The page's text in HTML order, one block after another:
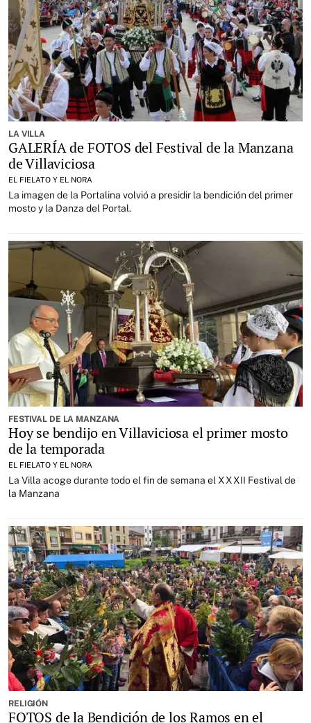
LA VILLA
GALERÍA de FOTOS del Festival de la Manzana
de Villaviciosa
EL FIELATO Y EL NORA
La imagen de la Portalina volvió a presidir la bendición del primer
mosto y la Danza del Portal.
FESTIVAL DE LA MANZANA
Hoy se bendijo en Villaviciosa el primer mosto
de la temporada
EL FIELATO Y EL NORA
La Villa acoge durante todo el fin de semana el XXXII Festival de
la Manzana
RELIGIÓN
FOTOS de la Bendición de los Ramos en el